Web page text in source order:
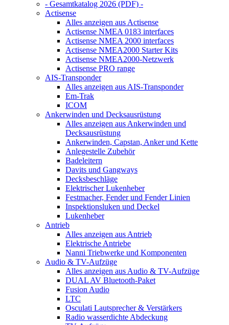
- Gesamtkatalog 2026 (PDF) -
Actisense
Alles anzeigen aus Actisense
Actisense NMEA 0183 interfaces
Actisense NMEA 2000 interfaces
Actisense NMEA2000 Starter Kits
Actisense NMEA2000-Netzwerk
Actisense PRO range
AIS-Transponder
Alles anzeigen aus AIS-Transponder
Em-Trak
ICOM
Ankerwinden und Decksausrüstung
Alles anzeigen aus Ankerwinden und
Decksausrüstung
Ankerwinden, Capstan, Anker und Kette
Anlegestelle Zubehör
Badeleitern
Davits und Gangways
Decksbeschläge
Elektrischer Lukenheber
Festmacher, Fender und Fender Linien
Inspektionsluken und Deckel
Lukenheber
Antrieb
Alles anzeigen aus Antrieb
Elektrische Antriebe
Nanni Triebwerke und Komponenten
Audio & TV-Aufzüge
Alles anzeigen aus Audio & TV-Aufzüge
DUAL AV Bluetooth-Paket
Fusion Audio
LTC
Osculati Lautsprecher & Verstärkers
Radio wasserdichte Abdeckung